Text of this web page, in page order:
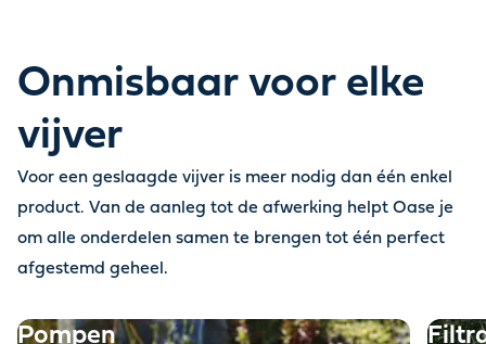
Onmisbaar voor elke
vijver
Voor een geslaagde vijver is meer nodig dan één enkel
product. Van de aanleg tot de afwerking helpt Oase je
om alle onderdelen samen te brengen tot één perfect
afgestemd geheel .
Pompen